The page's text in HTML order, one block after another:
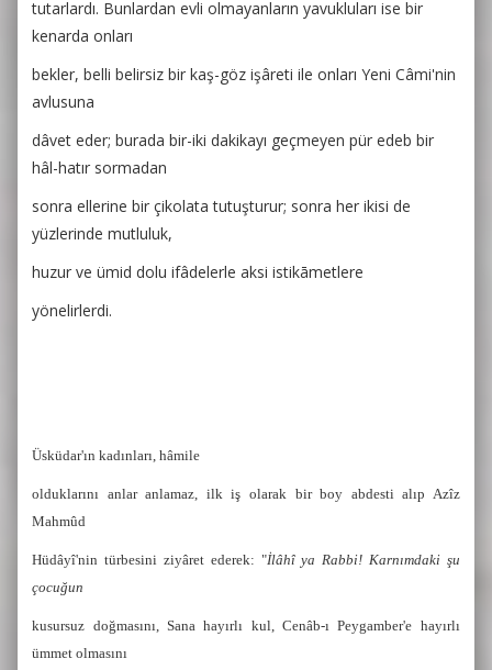
tutarlardı. Bunlardan evli olmayanların yavukluları ise bir
kenarda onları
bekler, belli belirsiz bir kaş-göz işâreti ile onları Yeni Câmi'nin
avlusuna
dâvet eder; burada bir-iki dakikayı geçmeyen pür edeb bir
hâl-hatır sormadan
sonra ellerine bir çikolata tutuşturur; sonra her ikisi de
yüzlerinde mutluluk,
huzur ve ümid dolu ifâdelerle aksi istikāmetlere
yönelirlerdi.
Üsküdar'ın kadınları, hâmile
olduklarını anlar anlamaz, ilk iş olarak bir boy abdesti alıp Azîz
Mahmûd
Hüdâyî'nin türbesini ziyâret ederek: "İlâhî ya Rabbi! Karnımdaki şu
çocuğun
kusursuz doğmasını, Sana hayırlı kul, Cenâb-ı Peygamber'e hayırlı
ümmet olmasını